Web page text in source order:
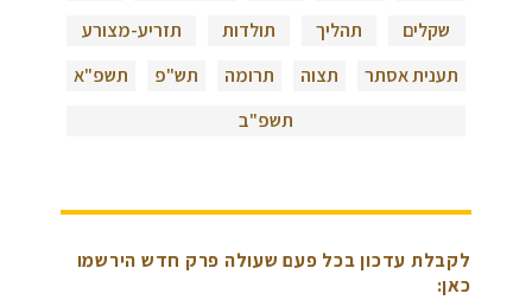
שקלים
תהליך תולדות
תזריע-מצורע
תענית אסתר
תצוה תרומה תש"פ
תשפ"א
תשפ"ב
לקבלת עדכון בכל פעם שעולה פרק חדש הירשמו
כאן: